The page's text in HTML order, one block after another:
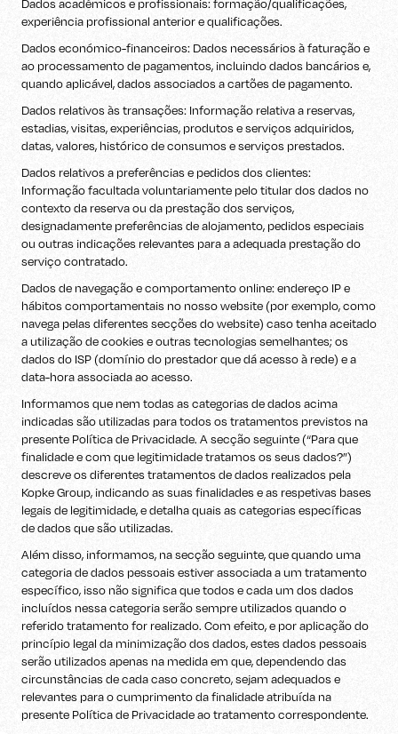
Dados académicos e profissionais: formação/qualificações,
experiência profissional anterior e qualificações.
Dados económico-financeiros: Dados necessários à faturação e
ao processamento de pagamentos, incluindo dados bancários e,
quando aplicável, dados associados a cartões de pagamento.
Dados relativos às transações: Informação relativa a reservas,
estadias, visitas, experiências, produtos e serviços adquiridos,
datas, valores, histórico de consumos e serviços prestados.
Dados relativos a preferências e pedidos dos clientes:
Informação facultada voluntariamente pelo titular dos dados no
contexto da reserva ou da prestação dos serviços,
designadamente preferências de alojamento, pedidos especiais
ou outras indicações relevantes para a adequada prestação do
serviço contratado.
Dados de navegação e comportamento online: endereço IP e
hábitos comportamentais no nosso website (por exemplo, como
navega pelas diferentes secções do website) caso tenha aceitado
a utilização de cookies e outras tecnologias semelhantes; os
dados do ISP (domínio do prestador que dá acesso à rede) e a
data-hora associada ao acesso.
Informamos que nem todas as categorias de dados acima
indicadas são utilizadas para todos os tratamentos previstos na
presente Política de Privacidade. A secção seguinte (“Para que
finalidade e com que legitimidade tratamos os seus dados?”)
descreve os diferentes tratamentos de dados realizados pela
Kopke Group, indicando as suas finalidades e as respetivas bases
legais de legitimidade, e detalha quais as categorias específicas
de dados que são utilizadas.
Além disso, informamos, na secção seguinte, que quando uma
categoria de dados pessoais estiver associada a um tratamento
específico, isso não significa que todos e cada um dos dados
incluídos nessa categoria serão sempre utilizados quando o
referido tratamento for realizado. Com efeito, e por aplicação do
princípio legal da minimização dos dados, estes dados pessoais
serão utilizados apenas na medida em que, dependendo das
circunstâncias de cada caso concreto, sejam adequados e
relevantes para o cumprimento da finalidade atribuída na
presente Política de Privacidade ao tratamento correspondente.